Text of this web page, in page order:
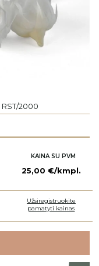
RST/2000
KAINA SU PVM
25,00 €/kmpl.
Užsiregistruokite
pamatyti kainas